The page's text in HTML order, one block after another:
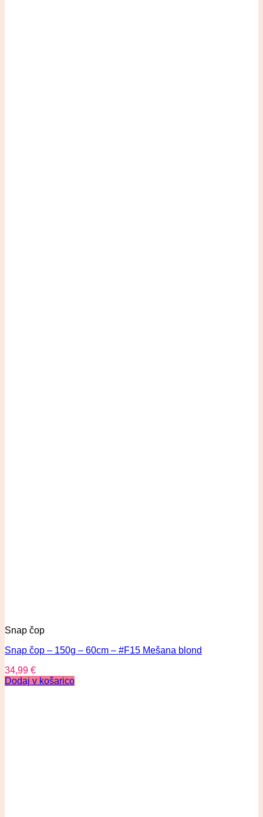
Snap čop
Snap čop – 150g – 60cm – #F15 Mešana blond
34,99 €
Dodaj v košarico